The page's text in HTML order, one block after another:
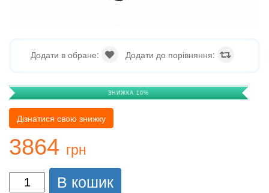
Додати в обране: Додати до порівняння:
ЗНИЖКА 10%
Дізнатися свою знижку
3864 грн
В кошик